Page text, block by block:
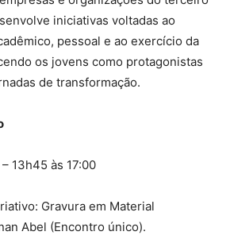
iniciativas voltadas ao
pessoal e ao exercício da
os jovens como protagonistas
de transformação.
13h45 às 17:00
Gravura em Material
Abel (Encontro único).